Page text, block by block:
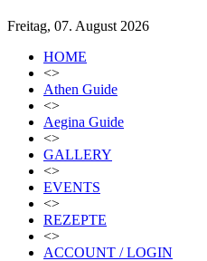
Freitag, 07. August 2026
HOME
<>
Athen Guide
<>
Aegina Guide
<>
GALLERY
<>
EVENTS
<>
REZEPTE
<>
ACCOUNT / LOGIN